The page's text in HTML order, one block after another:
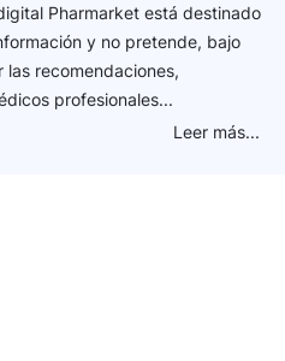
Pharmarket está destinado
y no pretende, bajo
recomendaciones,
profesionales...
Leer más...